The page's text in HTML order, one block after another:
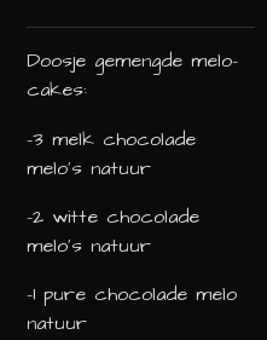
Doosje gemengde melo-
cakes:
-3 melk chocolade
melo's natuur
-2 witte chocolade
melo's natuur
-1 pure chocolade melo
natuur